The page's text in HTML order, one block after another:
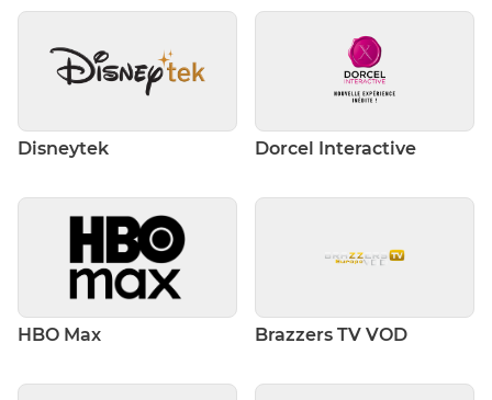
Disneytek Dorcel Interactive
HBO Max Brazzers TV VOD